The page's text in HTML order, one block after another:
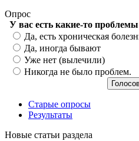
Опрос
У вас есть какие-то
Варианты
Да, есть хроническая
Да, иногда бывают
Уже нет (вылечили)
Никогда не было проблем.
Старые опросы
Результаты
Новые статьи раздела